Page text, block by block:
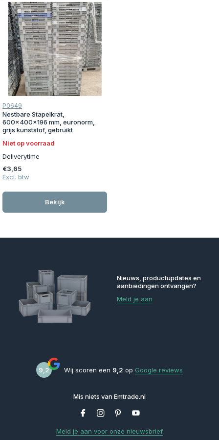
P0649
Nestbare Stapelkrat,
600x400x196 mm, euronorm,
grijs kunststof, gebruikt
Niet op voorraad
Deliverytime
€3,65
Excl. btw
Bekijk
Nieuws, productupdates en
aanbiedingen ontvangen?
Meld je aan
9,2 Wij scoren een 9,2 op Google reviews
Mis niets van Emtrade.nl
Meld je aan voor onze nieuwsbrief